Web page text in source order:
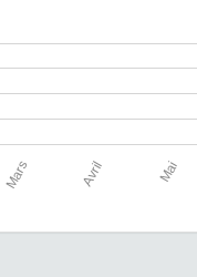
Mai
Avril
Mars